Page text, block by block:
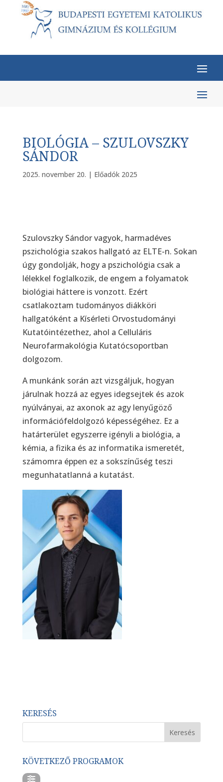
BIOLÓGIA – SZULOVSZKY
SÁNDOR
2025. november 20. | Előadók 2025
Szulovszky Sándor vagyok, harmadéves
pszichológia szakos hallgató az ELTE-n. Sokan
úgy gondolják, hogy a pszichológia csak a
lélekkel foglalkozik, de engem a folyamatok
biológiai háttere is vonzott. Ezért
csatlakoztam tudományos diákköri
hallgatóként a Kísérleti Orvostudományi
Kutatóintézethez, ahol a Celluláris
Neurofarmakológia Kutatócsoportban
dolgozom.
A munkánk során azt vizsgáljuk, hogyan
járulnak hozzá az egyes idegsejtek és azok
nyúlványai, az axonok az agy lenyűgöző
információfeldolgozó képességéhez. Ez a
határterület egyszerre igényli a biológia, a
kémia, a fizika és az informatika ismeretét,
számomra éppen ez a sokszínűség teszi
megunhatatlanná a kutatást.
KERESÉS
KÖVETKEZŐ PROGRAMOK